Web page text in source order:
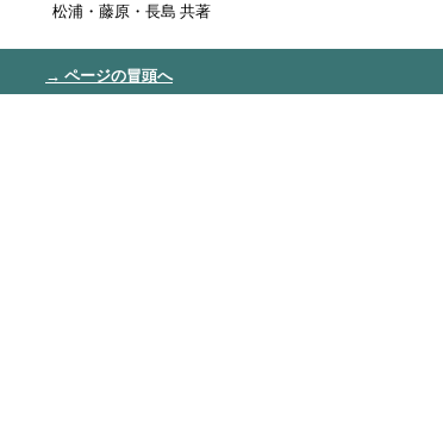
松浦・藤原・長島 共著
→ ページの冒頭へ